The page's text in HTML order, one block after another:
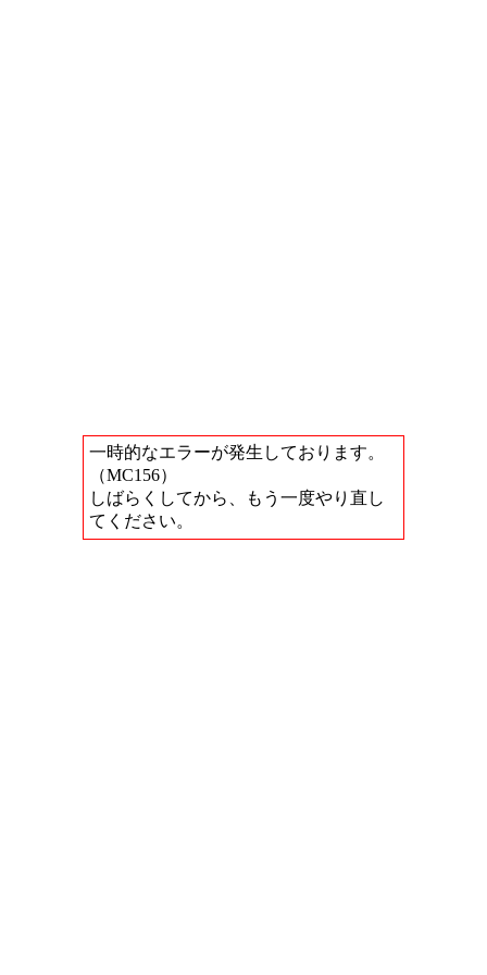
一時的なエラーが発生しております。
（MC156）
しばらくしてから、もう一度やり直し
てください。